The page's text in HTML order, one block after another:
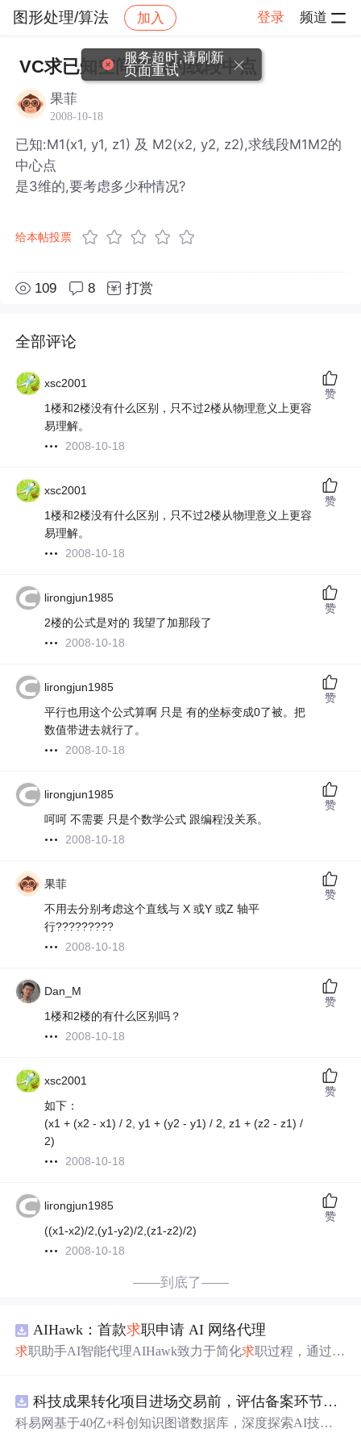
图形处理/算法 加入 登录 频道
社区 图形处理/算法 帖子详情
VC求已知空间两点的线段中点
果菲
2008-10-18
已知:M1(x1, y1, z1) 及 M2(x2, y2, z2),求线段M1M2的
中心点
是3维的,要考虑多少种情况?
给本帖投票
109 8 打赏
全部评论
xsc2001
1楼和2楼没有什么区别，只不过2楼从物理意义上更容
易理解。
2008-10-18
赞
xsc2001
1楼和2楼没有什么区别，只不过2楼从物理意义上更容
易理解。
2008-10-18
赞
lirongjun1985
2楼的公式是对的 我望了加那段了
2008-10-18
赞
lirongjun1985
平行也用这个公式算啊 只是 有的坐标变成0了被。把
数值带进去就行了。
2008-10-18
赞
lirongjun1985
呵呵 不需要 只是个数学公式 跟编程没关系。
2008-10-18
赞
果菲
不用去分别考虑这个直线与 X 或Y 或Z 轴平
行?????????
2008-10-18
赞
Dan_M
1楼和2楼的有什么区别吗？
2008-10-18
赞
xsc2001
如下：
(x1 + (x2 - x1) / 2, y1 + (y2 - y1) / 2, z1 + (z2 - z1) /
2)
2008-10-18
赞
lirongjun1985
((x1-x2)/2,(y1-y2)/2,(z1-z2)/2)
2008-10-18
赞
——到底了——
AIHawk：首款求职申请 AI 网络代理
求职助手AI智能代理AIHawk致力于简化求职过程，通过自
科技成果转化项目进场交易前，评估备案环节需要准备哪些材料？.docx
科易网基于40亿+科创知识图谱数据库，深度探索AI技术
服务超时,请刷新
页面重试